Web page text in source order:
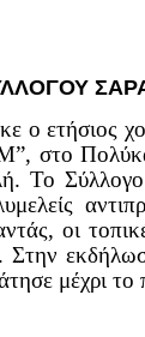
ο
στο
Το
οι
μέχρι το